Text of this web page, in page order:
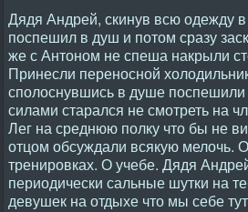
Дядя Андрей, скинув всю одежду
поспешил в душ и потом сразу
же с Антоном не спеша накрыли
Принесли переносной
сполоснувшись в душе
силами старался не смотреть на
Лег на среднюю полку что бы не
отцом обсуждали всякую мелочь.
тренировках. О учебе. Дядя
периодически сальные шутки на
девушек на отдыхе что мы себе